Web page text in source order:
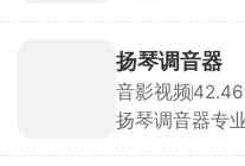
精品短剧等全
用户的观影喜
视内置流畅稳
顺滑不卡顿，
扬琴调音器
音影视频
扬琴调音器专